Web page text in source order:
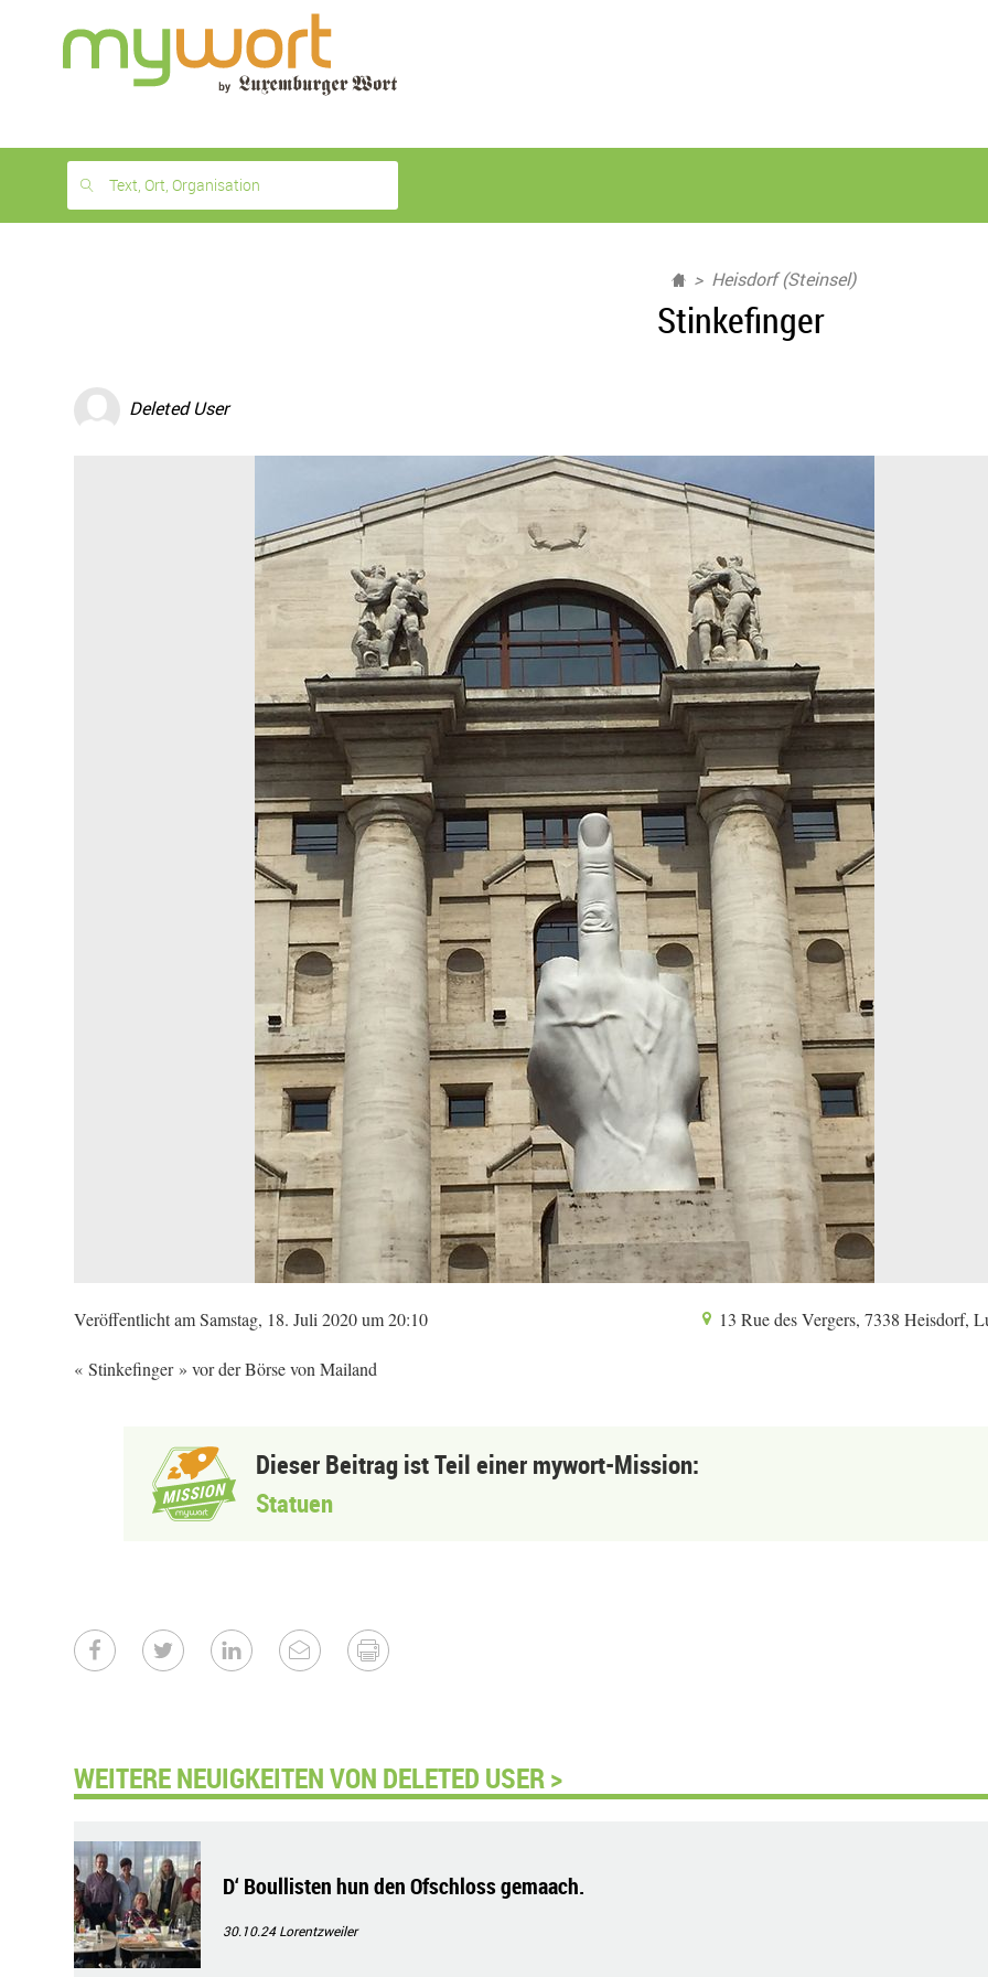
month
free
Text, Ort, Organisation
Heisdorf (Steinsel)
Stinkefinger
Deleted User
Veröffentlicht am Samstag, 18. Juli 2020 um 20:10 13 Rue des Vergers, 7338 Heisdorf,
« Stinkefinger » vor der Börse von Mailand
Dieser Beitrag ist Teil einer mywort-Mission:
Statuen
WEITERE NEUIGKEITEN VON DELETED USER >
D‘ Boullisten hun den Ofschloss gemaach.
30.10.24Lorentzweiler